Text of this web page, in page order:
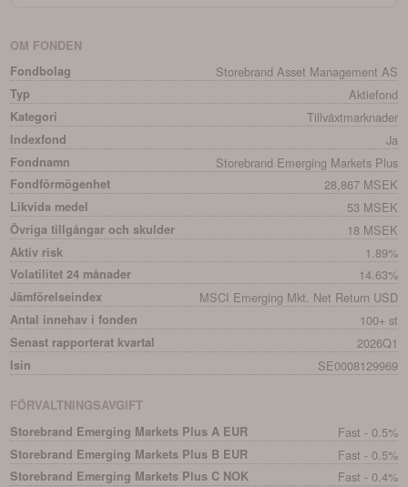
OM FONDEN
Fondbolag
Storebrand Asset Management AS
Typ Aktiefond
Kategori Tillväxtmarknader
Indexfond Ja
Fondnamn Storebrand Emerging Markets Plus
Fondförmögenhet 28,867 MSEK
Likvida medel 53 MSEK
Övriga tillgångar och skulder 18 MSEK
Aktiv risk 1.89%
Volatilitet 24 månader 14.63%
Jämförelseindex MSCI Emerging Mkt. Net Return USD
Antal innehav i fonden 100+ st
Senast rapporterat kvartal 2026Q1
Isin SE0008129969
FÖRVALTNINGSAVGIFT
Storebrand Emerging Markets Plus A EUR
Fast - 0.5%
Storebrand Emerging Markets Plus B EUR Fast - 0.5%
Storebrand Emerging Markets Plus C NOK Fast - 0.4%